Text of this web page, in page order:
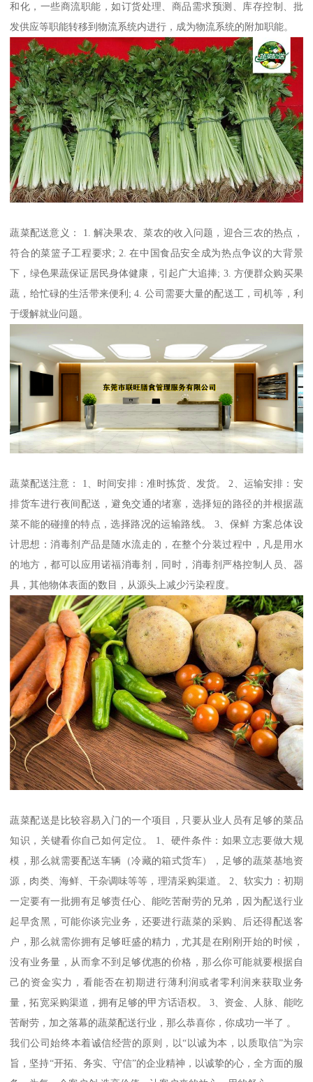
和化，一些商流职能，如订货处理、商品需求预测、库存控制、批
发供应等职能转移到物流系统内进行，成为物流系统的附加职能。
蔬菜配送意义： 1. 解决果农、菜农的收入问题，迎合三农的热点，
符合的菜篮子工程要求; 2. 在中国食品安全成为热点争议的大背景
下，绿色果蔬保证居民身体健康，引起广大追捧; 3. 方便群众购买果
蔬，给忙碌的生活带来便利; 4. 公司需要大量的配送工，司机等，利
于缓解就业问题。
蔬菜配送注意： 1、时间安排：准时拣货、发货。 2、运输安排：安
排货车进行夜间配送，避免交通的堵塞，选择短的路径的并根据蔬
菜不能的碰撞的特点，选择路况的运输路线。 3、保鲜 方案总体设
计思想：消毒剂产品是随水流走的，在整个分装过程中，凡是用水
的地方，都可以应用诺福消毒剂，同时，消毒剂严格控制人员、器
具，其他物体表面的数目，从源头上减少污染程度。
蔬菜配送是比较容易入门的一个项目，只要从业人员有足够的菜品
知识，关键看你自己如何定位。 1、硬件条件：如果立志要做大规
模，那么就需要配送车辆（冷藏的箱式货车），足够的蔬菜基地资
源，肉类、海鲜、干杂调味等等，理清采购渠道。 2、软实力：初期
一定要有一批拥有足够责任心、能吃苦耐劳的兄弟，因为配送行业
起早贪黑，可能你谈完业务，还要进行蔬菜的采购、后还得配送客
户，那么就需你拥有足够旺盛的精力，尤其是在刚刚开始的时候，
没有业务量，从而拿不到足够优惠的价格，那么你可能就要根据自
己的资金实力，看能否在初期进行薄利润或者零利润来获取业务
量，拓宽采购渠道，拥有足够的甲方话语权。 3、资金、人脉、能吃
苦耐劳，加之落幕的蔬菜配送行业，那么恭喜你，你成功一半了 。
我们公司始终本着诚信经营的原则，以“以诚为本，以质取信”为宗
旨，坚持“开拓、务实、守信”的企业精神，以诚挚的心，全方面的服